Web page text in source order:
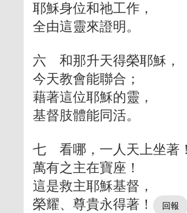
耶穌身位和祂工作，
全由這靈來證明。
六 和那升天得榮耶穌，
今天教會能聯合；
藉著這位耶穌的靈，
基督肢體能同活。
七 看哪，一人天上坐著！
萬有之主在寶座！
這是救主耶穌基督，
榮耀、尊貴永得著！